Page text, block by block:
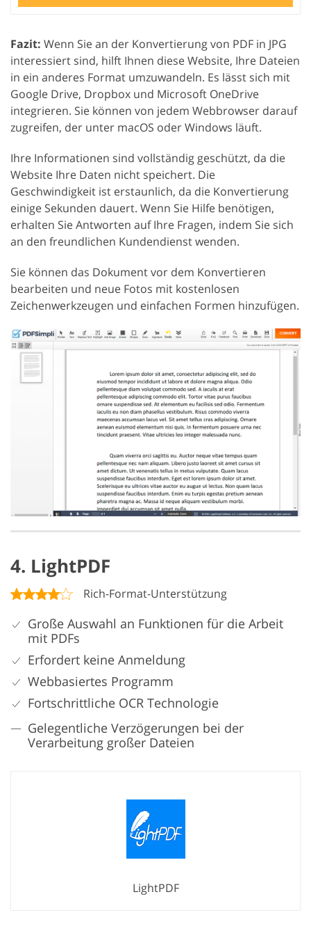
Fazit: Wenn Sie an der Konvertierung von PDF in JPG
interessiert sind, hilft Ihnen diese Website, Ihre Dateien
in ein anderes Format umzuwandeln. Es lässt sich mit
Google Drive, Dropbox und Microsoft OneDrive
integrieren. Sie können von jedem Webbrowser darauf
zugreifen, der unter macOS oder Windows läuft.
Ihre Informationen sind vollständig geschützt, da die
Website Ihre Daten nicht speichert. Die
Geschwindigkeit ist erstaunlich, da die Konvertierung
einige Sekunden dauert. Wenn Sie Hilfe benötigen,
erhalten Sie Antworten auf Ihre Fragen, indem Sie sich
an den freundlichen Kundendienst wenden.
Sie können das Dokument vor dem Konvertieren
bearbeiten und neue Fotos mit kostenlosen
Zeichenwerkzeugen und einfachen Formen hinzufügen.
4. LightPDF
Rich-Format-Unterstützung
Große Auswahl an Funktionen für die Arbeit
mit PDFs
Erfordert keine Anmeldung
Webbasiertes Programm
Fortschrittliche OCR Technologie
Gelegentliche Verzögerungen bei der
Verarbeitung großer Dateien
LightPDF